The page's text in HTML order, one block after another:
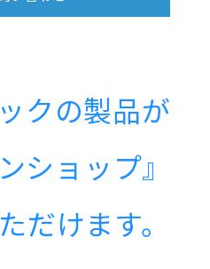
クの製品が
ショップ』
だけます。